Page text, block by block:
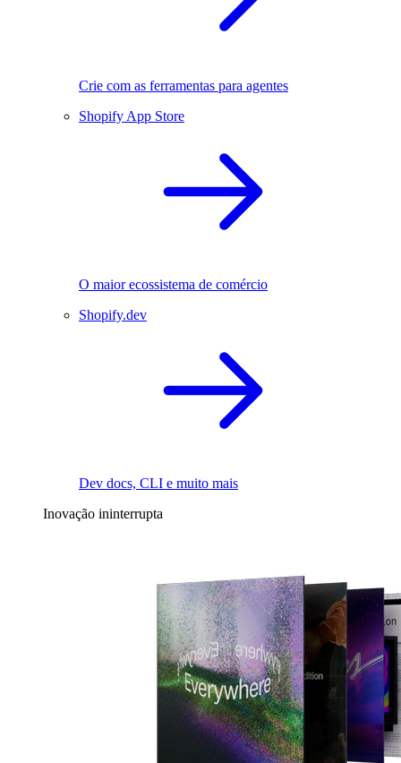
Crie com as ferramentas para agentes
Shopify App Store
O maior ecossistema de comércio
Shopify.dev
Dev docs, CLI e muito mais
Inovação ininterrupta